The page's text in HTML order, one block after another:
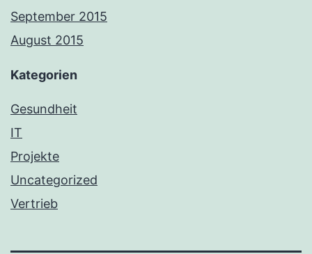
September 2015
August 2015
Kategorien
Gesundheit
IT
Projekte
Uncategorized
Vertrieb